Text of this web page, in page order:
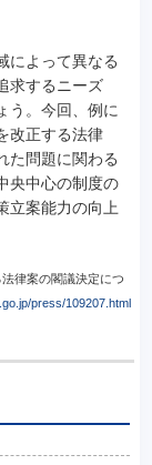
によって異なる
求するニーズ
う。今回、例に
改正する法律
た問題に関わる
央中心の制度の
立案能力の向上
律案の閣議決定につ
press/109207.html